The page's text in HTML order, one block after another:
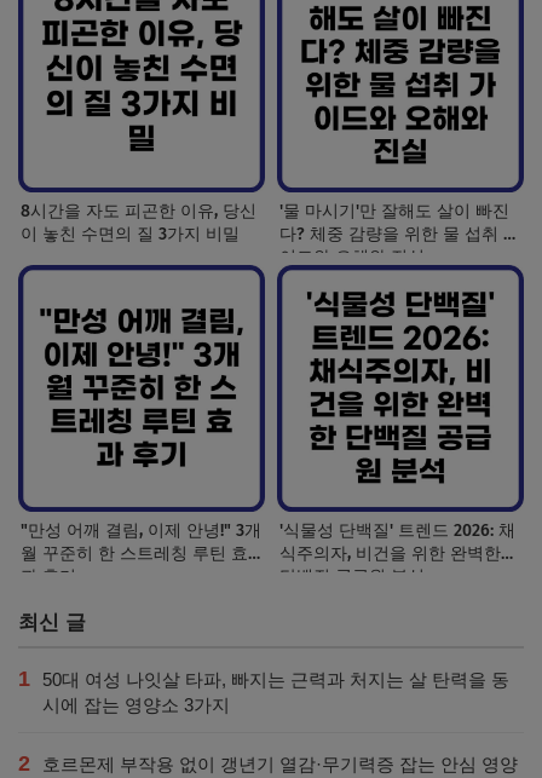
8시간을 자도 피곤한 이유, 당신
이 놓친 수면의 질 3가지 비밀
'물 마시기'만 잘해도 살이 빠진
다? 체중 감량을 위한 물 섭취 가
이드와 오해와 진실
"만성 어깨 결림, 이제 안녕!" 3개
월 꾸준히 한 스트레칭 루틴 효
과 후기
'식물성 단백질' 트렌드 2026: 채
식주의자, 비건을 위한 완벽한
단백질 공급원 분석
최신 글
1
50대 여성 나잇살 타파, 빠지는 근력과 처지는 살 탄력을 동
시에 잡는 영양소 3가지
2
호르몬제 부작용 없이 갱년기 열감·무기력증 잡는 안심 영양